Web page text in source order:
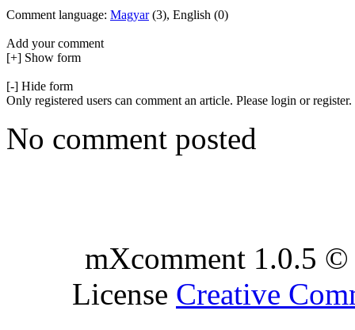
Comment language: Magyar(3), English (0)
Add your comment
[+] Show form
[-] Hide form
Only registered users can comment an article. Please login or register.
No comment posted
mXcomment 1.0.5
License Creative